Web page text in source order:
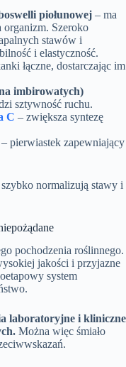
piołunowej – ma
organizm. Szeroko
stawów i
i elastyczność.
łączne, dostarczając im
imbirowatych)
sztywność ruchu.
C – zwiększa syntezę
– pierwiastek zapewniający
normalizują stawy i
pochodzenia roślinnego.
jakości i przyjazne
system
laboratoryjne i kliniczne
Można więc śmiało